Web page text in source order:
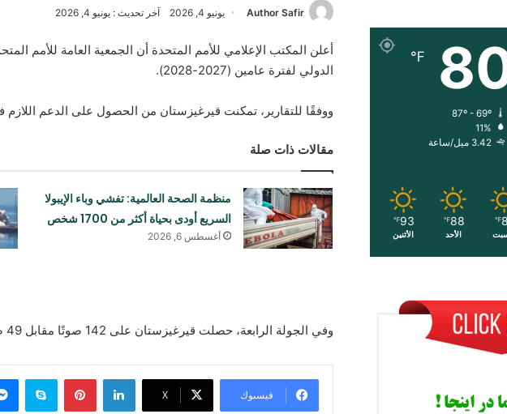
Author Safir يونيو 4, 2026 آخر تحديث : يونيو 4, 2026
أعلن المكتب الإعلامي للأمم المتحدة أن الجمعية العامة للأمم
الدولي لفترة عامين (2027-2028).
ووفقًا للتقارير، تمكنت قيرغيزستان من الحصول على الدعم
مقالات ذات صلة
منظمة الصحة العالمية: تفشي وباء الإيبولا
السريع أودی بحياة أكثر من 1700 شخص
أغسطس 6, 2026
وفي الجولة الرابعة، حصلت قيرغيزستان على 142 صوتًا مقابل 49 صوتًا للفلبين، لتفوز بذلك بهذا المقعد الدولي المهم.
فيسبوك ‫X
لينكدإن بينتيريست
℉
11%
3.42 ميل/ساعة
℉
88
℉
الأحد
93
℉
الأثنين